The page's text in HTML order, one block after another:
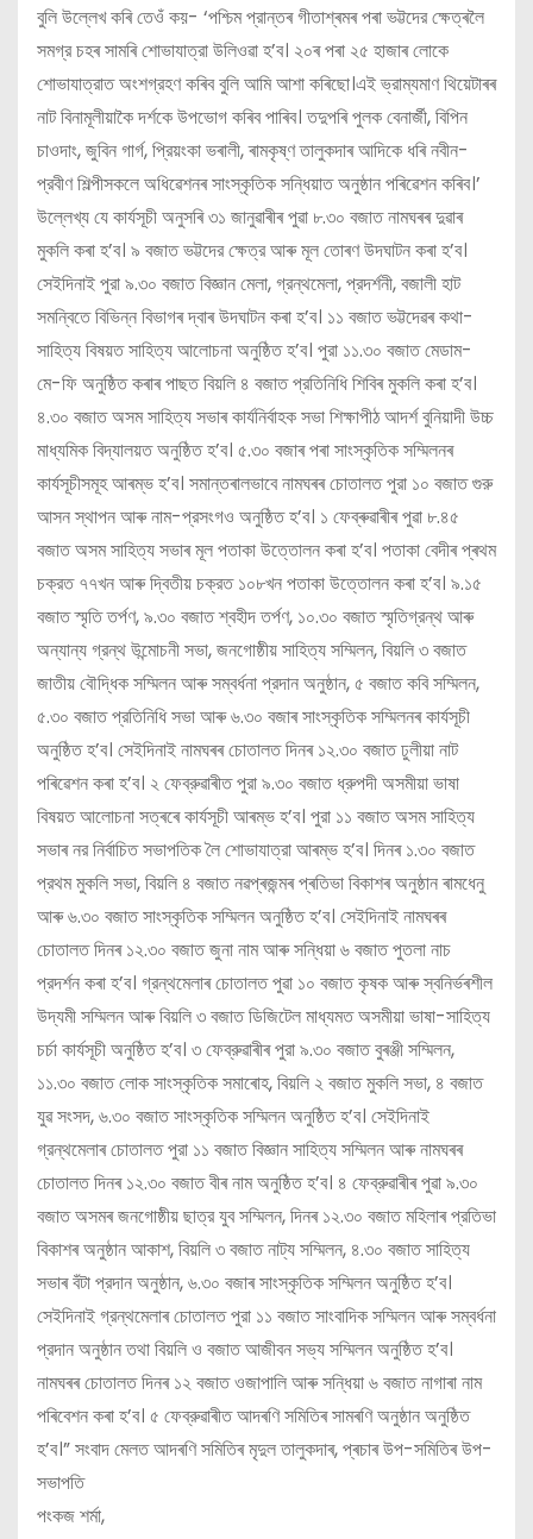
বুলি উল্লেখ কৰি তেওঁ কয়- ‘পশ্চিম প্রান্তৰ গীতাশ্ৰমৰ পৰা ভট্টদের ক্ষেত্ৰলৈ
সমগ্র চহৰ সামৰি শোভাযাত্রা উলিওৱা হ’ব। ২০ৰ পৰা ২৫ হাজাৰ লোকে
শোভাযাত্রাত অংশগ্রহণ কৰিব বুলি আমি আশা কৰিছো।এই ভ্রাম্যমাণ থিয়েটাৰৰ
নাট বিনামূলীয়াকৈ দর্শকে উপভোগ কৰিব পাৰিব। তদুপৰি পুলক বেনাৰ্জী, বিপিন
চাওদাং, জুবিন গার্গ, প্রিয়ংকা ভৰালী, ৰামকৃষ্ণ তালুকদাৰ আদিকে ধৰি নবীন-
প্রবীণ শিল্পীসকলে অধিৱেশনৰ সাংস্কৃতিক সন্ধিয়াত অনুষ্ঠান পৰিৱেশন কৰিব।’
উল্লেখ্য যে কাৰ্যসূচী অনুসৰি ৩১ জানুৱাৰীৰ পুৱা ৮.৩০ বজাত নামঘৰৰ দুৱাৰ
মুকলি কৰা হ’ব। ৯ বজাত ভট্টদের ক্ষেত্র আৰু মূল তোৰণ উদঘাটন কৰা হ’ব।
সেইদিনাই পুরা ৯.৩০ বজাত বিজ্ঞান মেলা, গ্রন্থমেলা, প্রদর্শনী, বজালী হাট
সমন্বিতে বিভিন্ন বিভাগৰ দ্বাৰ উদঘাটন কৰা হ’ব। ১১ বজাত ভট্টদেৱৰ কথা-
সাহিত্য বিষয়ত সাহিত্য আলোচনা অনুষ্ঠিত হ’ব। পুরা ১১.৩০ বজাত মেডাম-
মে-ফি অনুষ্ঠিত কৰাৰ পাছত বিয়লি ৪ বজাত প্রতিনিধি শিবিৰ মুকলি কৰা হ’ব।
৪.৩০ বজাত অসম সাহিত্য সভাৰ কাৰ্যনিৰ্বাহক সভা শিক্ষাপীঠ আদর্শ বুনিয়াদী উচ্চ
মাধ্যমিক বিদ্যালয়ত অনুষ্ঠিত হ’ব। ৫.৩০ বজাৰ পৰা সাংস্কৃতিক সম্মিলনৰ
কাৰ্যসূচীসমূহ আৰম্ভ হ’ব। সমান্তৰালভাবে নামঘৰৰ চোতালত পুরা ১০ বজাত গুরু
আসন স্থাপন আৰু নাম-প্রসংগও অনুষ্ঠিত হ’ব। ১ ফেব্ৰুৱাৰীৰ পুৱা ৮.৪৫
বজাত অসম সাহিত্য সভাৰ মূল পতাকা উত্তোলন কৰা হ’ব। পতাকা বেদীৰ প্ৰথম
চক্রত ৭৭খন আৰু দ্বিতীয় চক্রত ১০৮খন পতাকা উত্তোলন কৰা হ’ব। ৯.১৫
বজাত স্মৃতি তর্পণ, ৯.৩০ বজাত শ্বহীদ তর্পণ, ১০.৩০ বজাত স্মৃতিগ্রন্থ আৰু
অন্যান্য গ্রন্থ উন্মোচনী সভা, জনগোষ্ঠীয় সাহিত্য সম্মিলন, বিয়লি ৩ বজাত
জাতীয় বৌদ্ধিক সম্মিলন আৰু সম্বর্ধনা প্রদান অনুষ্ঠান, ৫ বজাত কবি সম্মিলন,
৫.৩০ বজাত প্রতিনিধি সভা আৰু ৬.৩০ বজাৰ সাংস্কৃতিক সম্মিলনৰ কাৰ্যসূচী
অনুষ্ঠিত হ’ব। সেইদিনাই নামঘৰৰ চোতালত দিনৰ ১২.৩০ বজাত ঢুলীয়া নাট
পৰিৱেশন কৰা হ’ব। ২ ফেব্রুৱাৰীত পুরা ৯.৩০ বজাত ধ্রুপদী অসমীয়া ভাষা
বিষয়ত আলোচনা সত্ৰৰে কাৰ্যসূচী আৰম্ভ হ’ব। পুরা ১১ বজাত অসম সাহিত্য
সভাৰ নর নির্বাচিত সভাপতিক লৈ শোভাযাত্রা আৰম্ভ হ’ব। দিনৰ ১.৩০ বজাত
প্রথম মুকলি সভা, বিয়লি ৪ বজাত নৱপ্ৰজন্মৰ প্ৰতিভা বিকাশৰ অনুষ্ঠান ৰামধেনু
আৰু ৬.৩০ বজাত সাংস্কৃতিক সম্মিলন অনুষ্ঠিত হ’ব। সেইদিনাই নামঘৰৰ
চোতালত দিনৰ ১২.৩০ বজাত জুনা নাম আৰু সন্ধিয়া ৬ বজাত পুতলা নাচ
প্রদর্শন কৰা হ’ব। গ্রন্থমেলাৰ চোতালত পুৱা ১০ বজাত কৃষক আৰু স্বনির্ভৰশীল
উদ্যমী সম্মিলন আৰু বিয়লি ৩ বজাত ডিজিটেল মাধ্যমত অসমীয়া ভাষা-সাহিত্য
চর্চা কার্যসূচী অনুষ্ঠিত হ’ব। ৩ ফেব্রুৱাৰীৰ পুরা ৯.৩০ বজাত বুৰঞ্জী সম্মিলন,
১১.৩০ বজাত লোক সাংস্কৃতিক সমাৰোহ, বিয়লি ২ বজাত মুকলি সভা, ৪ বজাত
যুৱ সংসদ, ৬.৩০ বজাত সাংস্কৃতিক সম্মিলন অনুষ্ঠিত হ’ব। সেইদিনাই
গ্রন্থমেলাৰ চোতালত পুরা ১১ বজাত বিজ্ঞান সাহিত্য সম্মিলন আৰু নামঘৰৰ
চোতালত দিনৰ ১২.৩০ বজাত বীৰ নাম অনুষ্ঠিত হ’ব। ৪ ফেব্রুৱাৰীৰ পুৱা ৯.৩০
বজাত অসমৰ জনগোষ্ঠীয় ছাত্র যুব সম্মিলন, দিনৰ ১২.৩০ বজাত মহিলাৰ প্রতিভা
বিকাশৰ অনুষ্ঠান আকাশ, বিয়লি ৩ বজাত নাট্য সম্মিলন, ৪.৩০ বজাত সাহিত্য
সভাৰ বঁটা প্রদান অনুষ্ঠান, ৬.৩০ বজাৰ সাংস্কৃতিক সম্মিলন অনুষ্ঠিত হ’ব।
সেইদিনাই গ্রন্থমেলাৰ চোতালত পুরা ১১ বজাত সাংবাদিক সম্মিলন আৰু সম্বর্ধনা
প্রদান অনুষ্ঠান তথা বিয়লি ও বজাত আজীবন সভ্য সম্মিলন অনুষ্ঠিত হ’ব।
নামঘৰৰ চোতালত দিনৰ ১২ বজাত ওজাপালি আৰু সন্ধিয়া ৬ বজাত নাগাৰা নাম
পৰিবেশন কৰা হ’ব। ৫ ফেব্রুৱাৰীত আদৰণি সমিতিৰ সামৰণি অনুষ্ঠান অনুষ্ঠিত
হ’ব।” সংবাদ মেলত আদৰণি সমিতিৰ মৃদুল তালুকদাৰ, প্ৰচাৰ উপ-সমিতিৰ উপ-
সভাপতি
পংকজ শৰ্মা,